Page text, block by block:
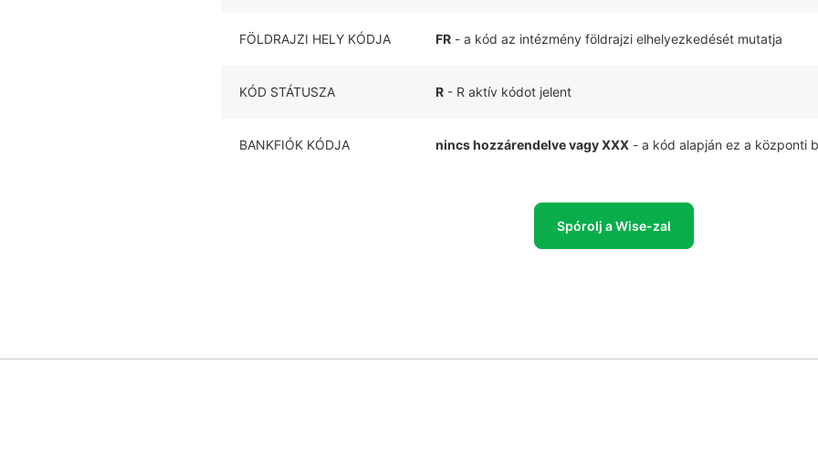
FÖLDRAJZI HELY KÓDJA FR - a kód az intézmény földrajzi elhelyezkedését mutatja
KÓD STÁTUSZA R - R aktív kódot jelent
BANKFIÓK KÓDJA nincs hozzárendelve vagy XXX - a kód alapján ez a központi
Spórolj a Wise-zal